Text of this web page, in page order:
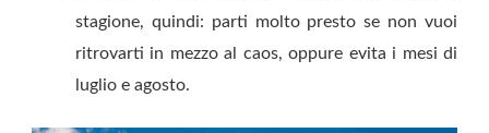
stagione, quindi: parti molto presto se non vuoi
ritrovarti in mezzo al caos, oppure evita i mesi di
luglio e agosto.